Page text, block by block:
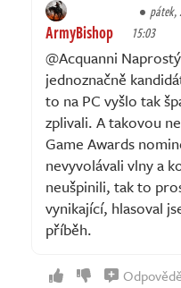
ArmyBishop
pátek,
15:03
@Acquanni
jednoznačně
to na PC vyšlo tak
zplivali. A takovou
Game Awards
nevyvolávali vlny a
neušpinili, tak to
vynikající, hlasoval
příběh.